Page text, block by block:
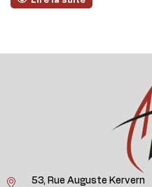
53, Rue Auguste Kervern